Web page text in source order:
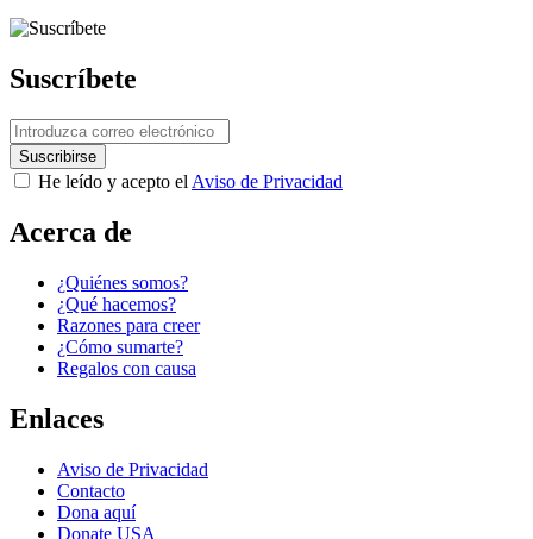
Suscríbete
He leído y acepto el Aviso de Privacidad
Acerca de
¿Quiénes somos?
¿Qué hacemos?
Razones para creer
¿Cómo sumarte?
Regalos con causa
Enlaces
Aviso de Privacidad
Contacto
Dona aquí
Donate USA